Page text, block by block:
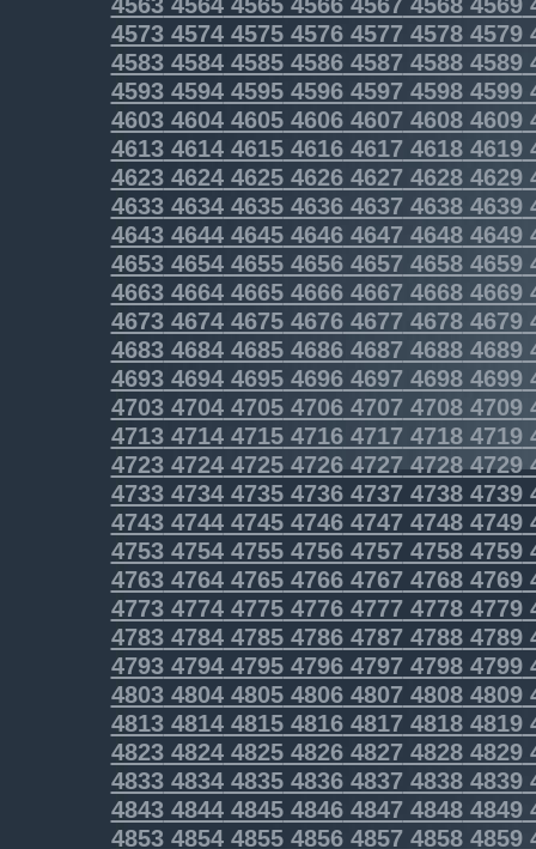
4573457445754576457745784579
4583458445854586458745884589
4593459445954596459745984599
46034604460546064607 46084609
46134614461546164617 46184619
46234624462546264627 46284629
4633463446354636463746384639
4643464446454646464746484649
4653465446554656465746584659
46634664466546664667 46684669
46734674467546764677 46784679
46834684468546864687 46884689
46934694469546964697 46984699
47034704470547064707 47084709
47134714471547164717 47184719
4723472447254726472747284729
4733473447354736473747384739
4743474447454746474747484749
4753475447554756475747584759
4763476447654766476747684769
4773477447754776477747784779
4783478447854786478747884789
4793479447954796479747984799
4803480448054806480748084809
4813481448154816481748184819
4823482448254826482748284829
4833483448354836483748384839
4843484448454846484748484849
4853485448554856485748584859